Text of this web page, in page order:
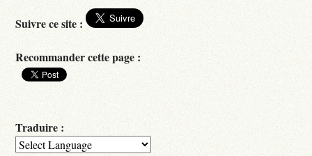
Suivre ce site :
Recommander cette page :
Traduire :